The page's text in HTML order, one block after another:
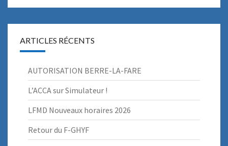
ARTICLES RÉCENTS
AUTORISATION BERRE-LA-FARE
L’ACCA sur Simulateur !
LFMD Nouveaux horaires 2026
Retour du F-GHYF